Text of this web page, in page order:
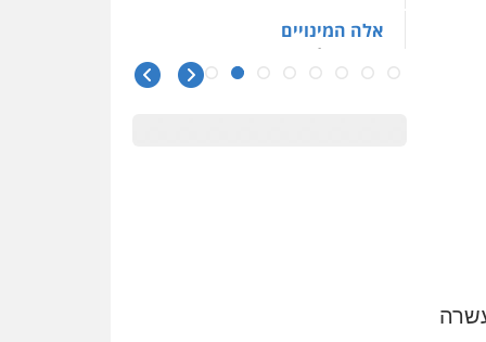
אלה המינויים
הוועדה לבחירת שופטים בחרה
26 שופטים ורשמים נוספים